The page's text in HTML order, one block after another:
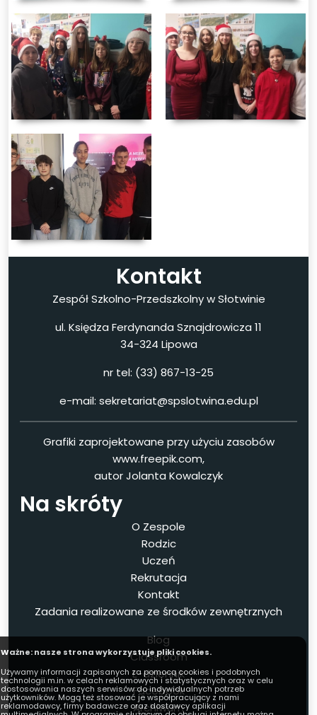
Kontakt
Zespół Szkolno-Przedszkolny w Słotwinie
ul. Księdza Ferdynanda Sznajdrowicza 11
34-324 Lipowa
nr tel: (33) 867-13-25
e-mail: sekretariat@spslotwina.edu.pl
Grafiki zaprojektowane przy użyciu zasobów
www.freepik.com,
autor Jolanta Kowalczyk
Na skróty
O Zespole
Rodzic
Uczeń
Rekrutacja
Kontakt
Zadania realizowane ze środków zewnętrznych
Blog
Classroom
E-dziennik
Facebook
Archiwum
Ważne: nasze strona wykorzystuje pliki cookies.
Używamy informacji zapisanych za pomocą cookies i podobnych
technologii m.in. w celach reklamowych i statystycznych oraz w celu
dostosowania naszych serwisów do indywidualnych potrzeb
użytkowników. Mogą też stosować je współpracujący z nami
reklamodawcy, firmy badawcze oraz dostawcy aplikacji